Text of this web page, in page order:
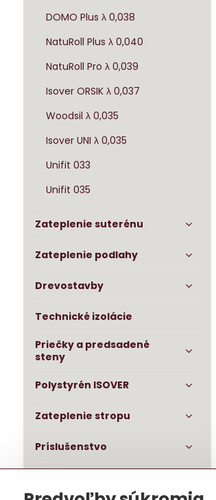
DOMO Plus λ 0,038
NatuRoll Plus λ 0,040
NatuRoll Pro λ 0,039
Isover ORSIK λ 0,037
Woodsil λ 0,035
Isover UNI λ 0,035
Unifit 033
Unifit 035
Zateplenie suterénu
Zateplenie podlahy
Drevostavby
Technické izolácie
Priečky a predsadené
steny
Polystyrén ISOVER
Zateplenie stropu
Príslušenstvo